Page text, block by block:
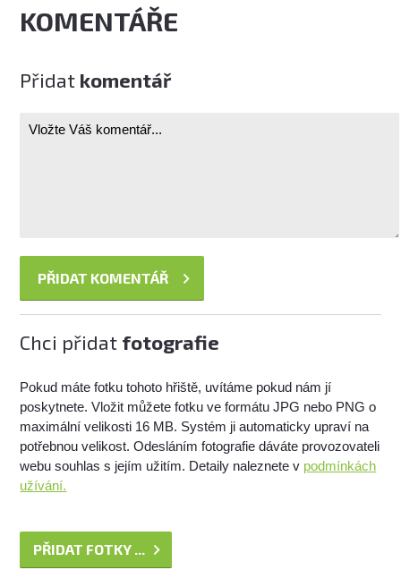
KOMENTÁŘE
Přidat komentář
Chci přidat fotografie
Pokud máte fotku tohoto hřiště, uvítáme pokud nám jí
poskytnete. Vložit můžete fotku ve formátu JPG nebo PNG o
maximální velikosti 16 MB. Systém ji automaticky upraví na
potřebnou velikost. Odesláním fotografie dáváte provozovateli
webu souhlas s jejím užitím. Detaily naleznete v podmínkách
užívání.
PŘIDAT FOTKY ...